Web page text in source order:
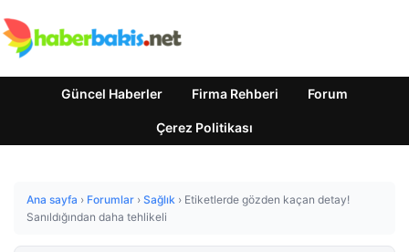
Güncel Haberler Firma Rehberi Forum
Çerez Politikası
Ana sayfa › Forumlar › Sağlık › Etiketlerde gözden kaçan detay!
Sanıldığından daha tehlikeli